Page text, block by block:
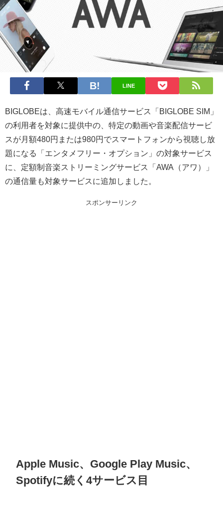
LINE
BIGLOBEは、高速モバイル通信サービス「BIGLOBE SIM」
の利用者を対象に提供中の、特定の動画や音楽配信サービ
スが月額480円または980円でスマートフォンから視聴し放
題になる「エンタメフリー・オプション」の対象サービス
に、定額制音楽ストリーミングサービス「AWA（アワ）」
の通信量も対象サービスに追加しました。
スポンサーリンク
Apple Music、Google Play Music、
Spotifyに続く4サービス目